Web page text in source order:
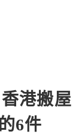
港搬屋
6件